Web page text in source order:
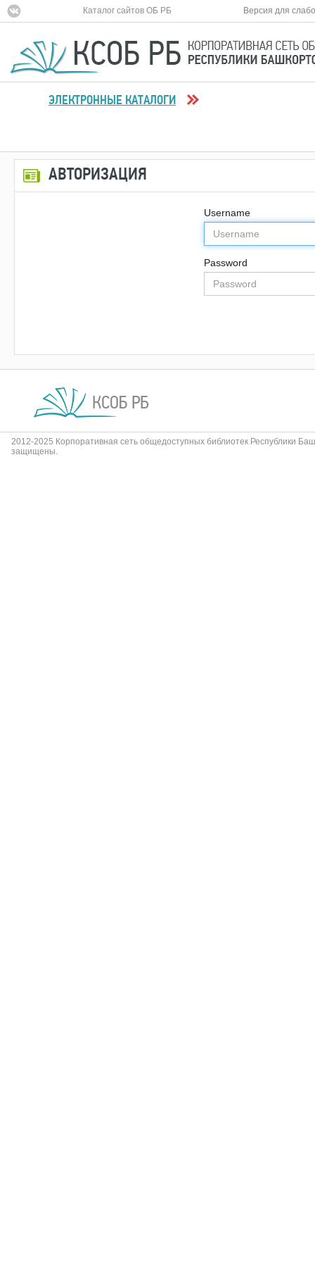
Каталог сайтов ОБ РБ Версия для
ЭЛЕКТРОННЫЕ КАТАЛОГИ
АВТОРИЗАЦИЯ
Username
Password
2012-2025 Корпоративная сеть общедоступных библиотек Республики
защищены.